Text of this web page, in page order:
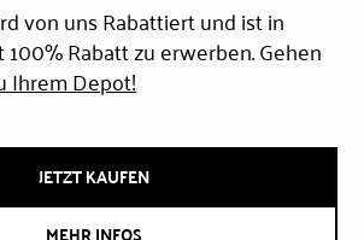
von uns Rabattiert und ist in
Rabatt zu erwerben. Gehen
Ihrem Depot!
JETZT KAUFEN